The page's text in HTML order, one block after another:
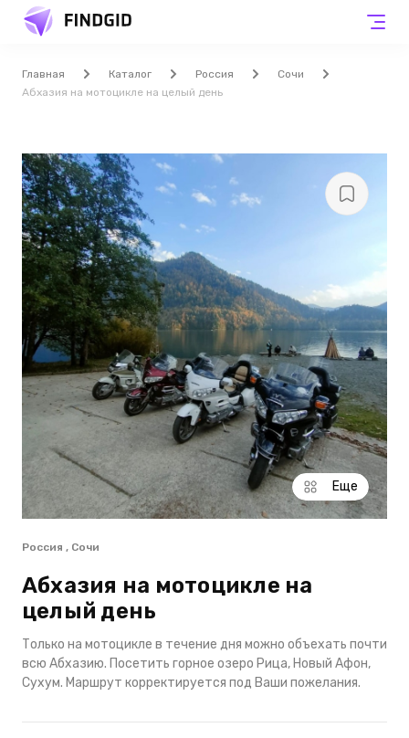
Главная Каталог Россия
Сочи
Абхазия на мотоцикле на целый день
Еще
Россия , Сочи
Абхазия на мотоцикле на
целый день
Только на мотоцикле в течение дня можно объехать почти
всю Абхазию. Посетить горное озеро Рица, Новый Афон,
Сухум. Маршрут корректируется под Ваши пожелания.